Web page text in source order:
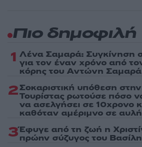
Πιο δημοφιλή
1 Λένα Σαμαρά: Συγκίνηση
για τον έναν χρόνο από
κόρης του Αντώνη Σαμαρά
2Σοκαριστική υπόθεση
Τουρίστας ρωτούσε πόσο
να ασελγήσει σε 10χρονο
καθόταν αμέριμνο σε αυλή
3Έφυγε από τη ζωή η
πρώην σύζυγος του